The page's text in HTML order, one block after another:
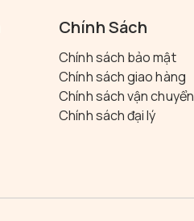
Chính Sách
Chính sách bảo mật
Chính sách giao hàng
Chính sách vận chuyển
Chính sách đại lý